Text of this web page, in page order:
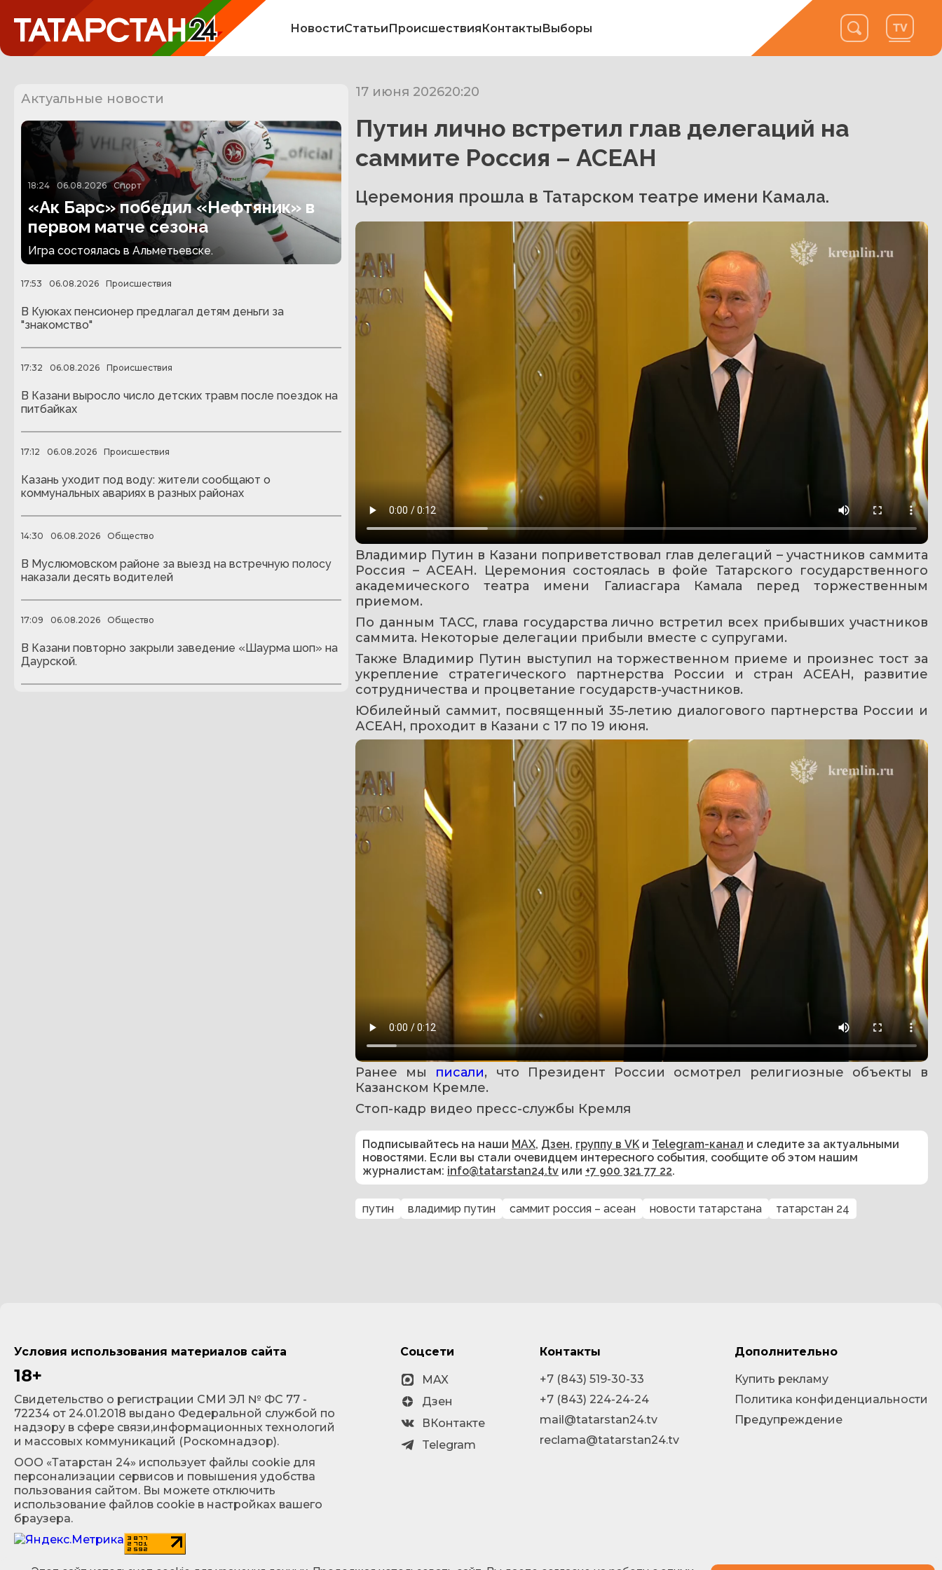
НовостиСтатьиПроисшествияКонтактыВыборы
Актуальные новости
18:24 06.08.2026 Спорт
«Ак Барс» победил «Нефтяник» в
первом матче сезона
Игра состоялась в Альметьевске.
17:53 06.08.2026 Происшествия
В Куюках пенсионер предлагал детям деньги за
"знакомство"
17:32 06.08.2026 Происшествия
В Казани выросло число детских травм после поездок на
питбайках
17:12 06.08.2026 Происшествия
Казань уходит под воду: жители сообщают о
коммунальных авариях в разных районах
14:30 06.08.2026 Общество
В Муслюмовском районе за выезд на встречную полосу
наказали десять водителей
17:09 06.08.2026 Общество
В Казани повторно закрыли заведение «Шаурма шоп» на
Даурской.
17 июня 202620:20
Путин лично встретил глав делегаций на
саммите Россия – АСЕАН
Церемония прошла в Татарском театре имени Камала.
Владимир Путин в Казани поприветствовал глав делегаций – участников саммита
Россия – АСЕАН. Церемония состоялась в фойе Татарского государственного
академического театра имени Галиасгара Камала перед торжественным
приемом.
По данным ТАСС, глава государства лично встретил всех прибывших участников
саммита. Некоторые делегации прибыли вместе с супругами.
Также Владимир Путин выступил на торжественном приеме и произнес тост за
укрепление стратегического партнерства России и стран АСЕАН, развитие
сотрудничества и процветание государств-участников.
Юбилейный саммит, посвященный 35-летию диалогового партнерства России и
АСЕАН, проходит в Казани с 17 по 19 июня.
Ранее мы писали, что Президент России осмотрел религиозные объекты в
Казанском Кремле.
Стоп-кадр видео пресс-службы Кремля
Подписывайтесь на наши MAX, Дзен, группу в VK и Telegram-канал и следите за актуальными
новостями. Если вы стали очевидцем интересного события, сообщите об этом нашим
журналистам: info@tatarstan24.tv или +7 900 321 77 22.
путин владимир путин саммит россия – асеан новости татарстана татарстан 24
Условия использования материалов сайта
18+
Cвидетельство о регистрации СМИ ЭЛ № ФС 77 -
72234 от 24.01.2018 выдано Федеральной службой по
надзору в сфере связи,информационных технологий
и массовых коммуникаций (Роскомнадзор).
ООО «Татарстан 24» использует файлы cookie для
персонализации сервисов и повышения удобства
пользования сайтом. Вы можете отключить
использование файлов cookie в настройках вашего
браузера.
Соцсети
MAX
Дзен
ВКонтакте
Telegram
Контакты
+7 (843) 519-30-33
+7 (843) 224-24-24
mail@tatarstan24.tv
reclama@tatarstan24.tv
Дополнительно
Купить рекламу
Политика конфиденциальности
Предупреждение